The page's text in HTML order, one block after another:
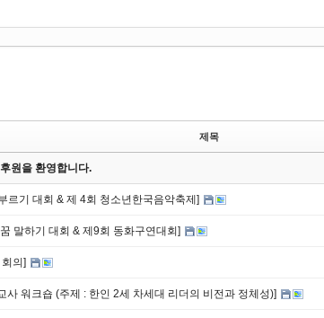
제목
원을 환영합니다.
르기 대회 & 제 4회 청소년한국음악축제]
말하기 대회 & 제9회 동화구연대회]
의]
사 워크숍 (주제 : 한인 2세 차세대 리더의 비전과 정체성)]